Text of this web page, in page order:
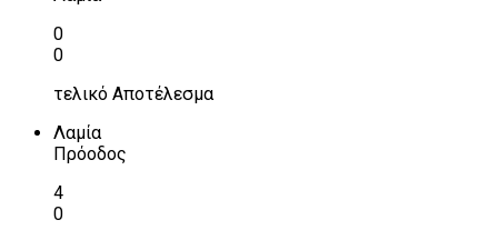
0
0
τελικό Αποτέλεσμα
Λαμία
Πρόοδος
4
0